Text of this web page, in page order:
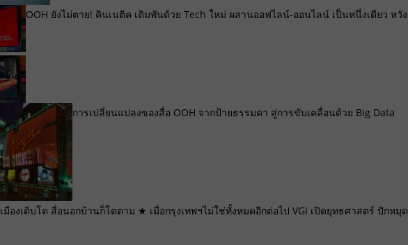
OOH ยังไม่ตาย! คินเนติค เดิมพันด้วย Tech ใหม่ ผสานออฟไลน์-ออนไลน์ เป็นหนึ่งเดียว หวัง
การเปลี่ยนแปลงของสื่อ OOH จากป้ายธรรมดา สู่การขับเคลื่อนด้วย Big Data
เมืองเติบโต สื่อนอกบ้านก็โตตาม ★ เมื่อกรุงเทพฯไม่ใช่ทั้งหมดอีกต่อไป VGI เปิดยุทธศาสตร์ ปักหมุด